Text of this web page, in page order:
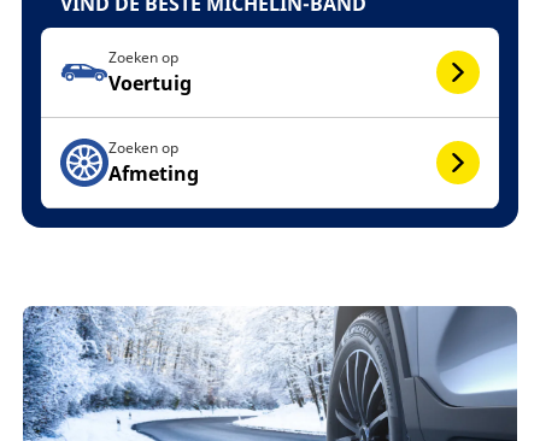
Zoeken op
Voertuig
Zoeken op
Afmeting